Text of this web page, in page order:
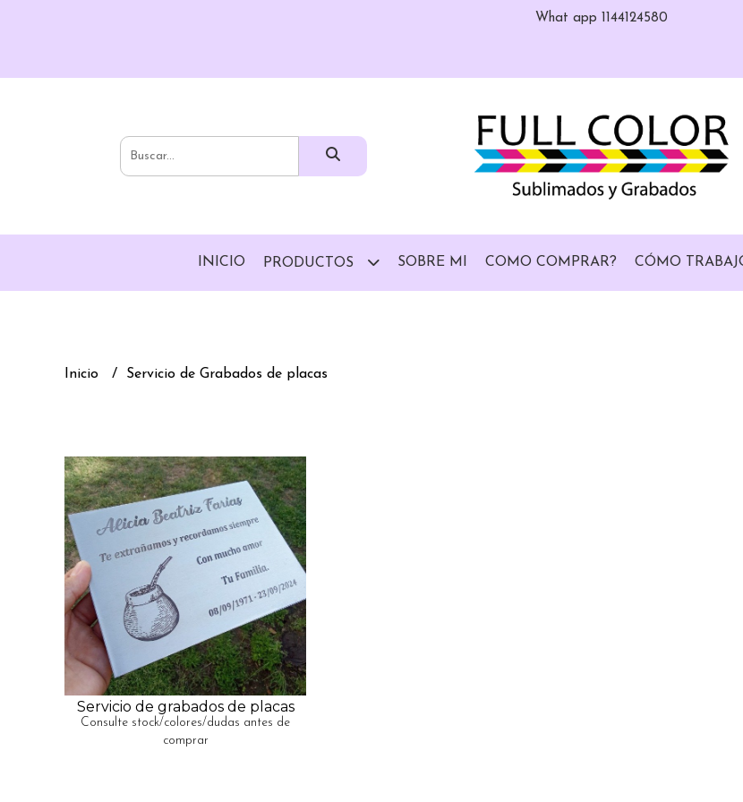
What app 1144124580
INICIO PRODUCTOS SOBRE MI COMO COMPRAR? CÓMO
Inicio Servicio de Grabados de placas
Servicio de grabados de placas
Consulte stock/colores/dudas antes de
comprar